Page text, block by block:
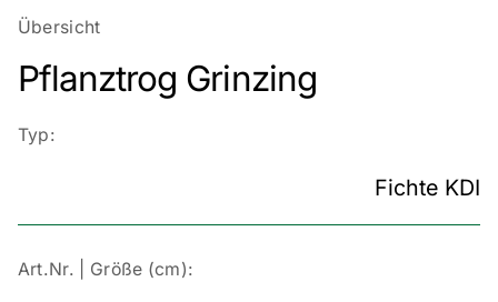
Übersicht
Pflanztrog Grinzing
Typ:
Fichte KDI
Art.Nr. | Größe (cm):